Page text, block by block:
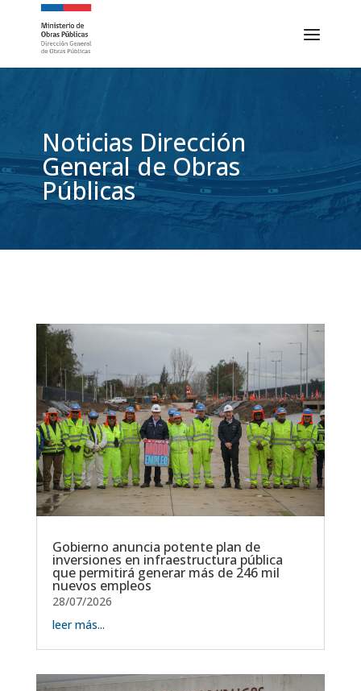
Noticias Dirección
General de Obras
Públicas
Gobierno anuncia potente plan de
inversiones en infraestructura pública
que permitirá generar más de 246 mil
nuevos empleos
28/07/2026
leer más...